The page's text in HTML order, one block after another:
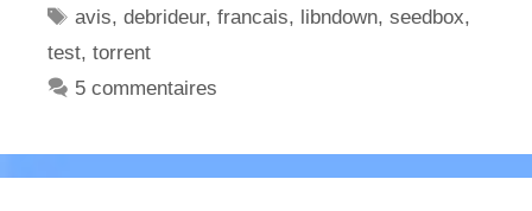
Étiquettes
avis,debrideur,francais, libndown,seedbox,
test, torrent
5 commentaires